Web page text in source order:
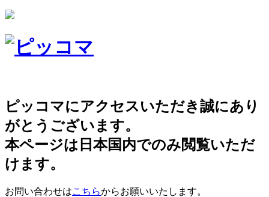
ピッコマにアクセスいただき誠にあり
がとうございます。
本ページは日本国内でのみ閲覧いただ
けます。
お問い合わせはこちらからお願いいたします。